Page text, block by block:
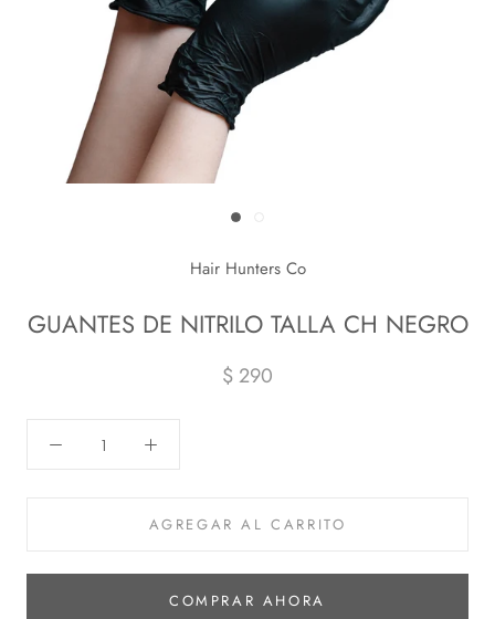
Hair Hunters Co
GUANTES DE NITRILO TALLA CH NEGRO
$ 290
AGREGAR AL CARRITO
COMPRAR AHORA